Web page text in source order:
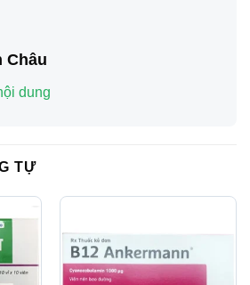
Châu
dung
TỰ